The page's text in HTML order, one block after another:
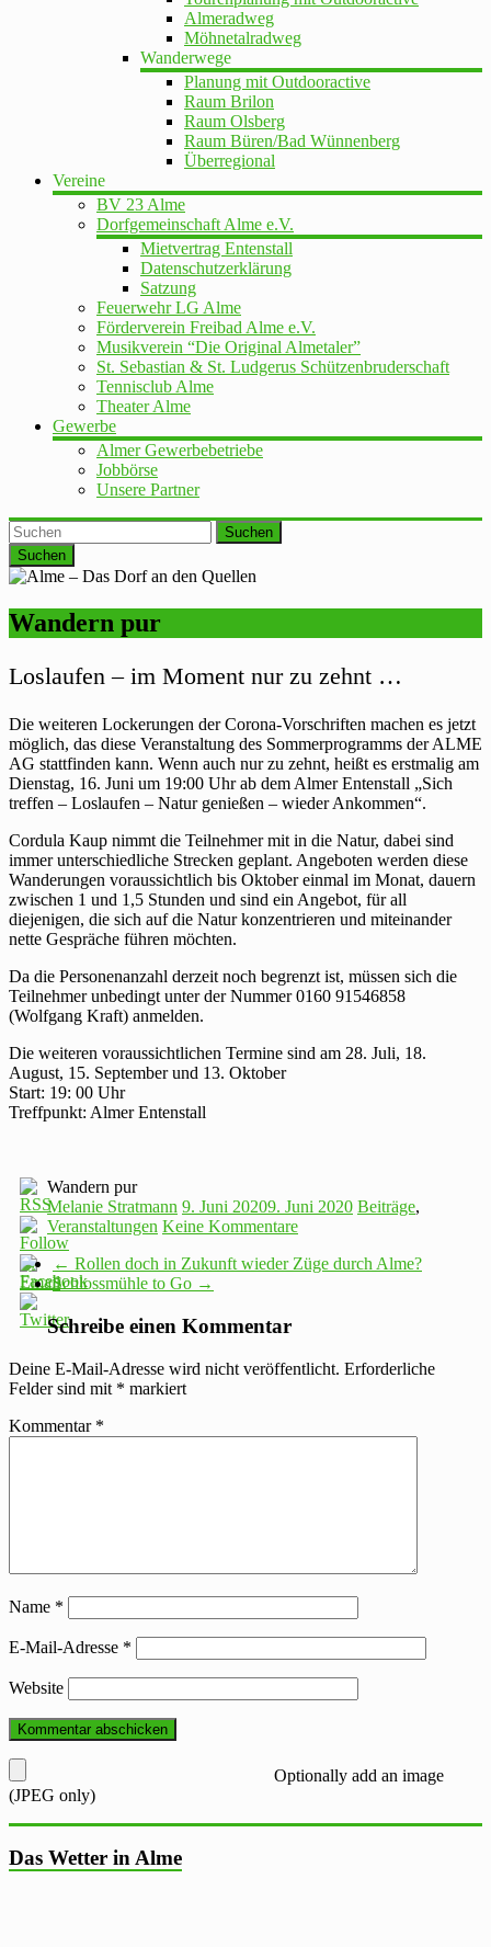
Almeradweg
Möhnetalradweg
Wanderwege
Planung mit Outdooractive
Raum Brilon
Raum Olsberg
Raum Büren/Bad Wünnenberg
Überregional
Vereine
BV 23 Alme
Dorfgemeinschaft Alme e.V.
Mietvertrag Entenstall
Datenschutzerklärung
Satzung
Feuerwehr LG Alme
Förderverein Freibad Alme e.V.
Musikverein “Die Original Almetaler”
St. Sebastian & St. Ludgerus Schützenbruderschaft
Tennisclub Alme
Theater Alme
Gewerbe
Almer Gewerbebetriebe
Jobbörse
Unsere Partner
Suchen
Wandern pur
Loslaufen – im Moment nur zu zehnt …
Die weiteren Lockerungen der Corona-Vorschriften machen es jetzt
möglich, das diese Veranstaltung des Sommerprogramms der ALME
AG stattfinden kann. Wenn auch nur zu zehnt, heißt es erstmalig am
Dienstag, 16. Juni um 19:00 Uhr ab dem Almer Entenstall „Sich
treffen – Loslaufen – Natur genießen – wieder Ankommen“.
Cordula Kaup nimmt die Teilnehmer mit in die Natur, dabei sind
immer unterschiedliche Strecken geplant. Angeboten werden diese
Wanderungen voraussichtlich bis Oktober einmal im Monat, dauern
zwischen 1 und 1,5 Stunden und sind ein Angebot, für all
diejenigen, die sich auf die Natur konzentrieren und miteinander
nette Gespräche führen möchten.
Da die Personenanzahl derzeit noch begrenzt ist, müssen sich die
Teilnehmer unbedingt unter der Nummer 0160 91546858
(Wolfgang Kraft) anmelden.
Die weiteren voraussichtlichen Termine sind am 28. Juli, 18.
August, 15. September und 13. Oktober
Start: 19: 00 Uhr
Treffpunkt: Almer Entenstall
Wandern pur
Melanie Stratmann 9. Juni 20209. Juni 2020 Beiträge,
Veranstaltungen Keine Kommentare
← Rollen doch in Zukunft wieder Züge durch Alme?
Schlossmühle to Go →
Schreibe einen Kommentar
Deine E-Mail-Adresse wird nicht veröffentlicht. Erforderliche
Felder sind mit * markiert
Kommentar *
Name *
E-Mail-Adresse *
Website
Optionally add an image
(JPEG only)
Das Wetter in Alme